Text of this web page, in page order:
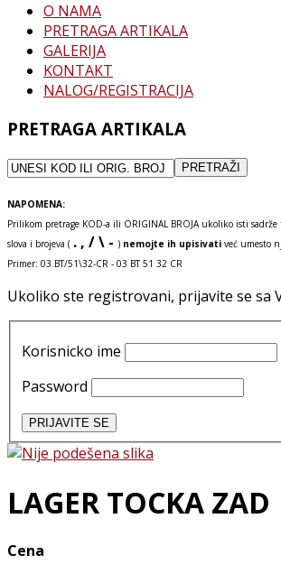
O NAMA
PRETRAGA ARTIKALA
GALERIJA
KONTAKT
NALOG/REGISTRACIJA
PRETRAGA ARTIKALA
NAPOMENA:
Prilikom pretrage KOD-a ili ORIGINAL BROJA ukoliko isti
slova i brojeva ( . , / \ - ) nemojte ih upisivati već umesto
Primer: 03.BT/51\32-CR - 03 BT 51 32 CR
Ukoliko ste registrovani, prijavite se sa
Korisnicko ime
Password
LAGER TOCKA ZAD
Cena